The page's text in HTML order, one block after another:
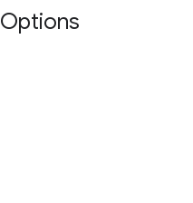
Options